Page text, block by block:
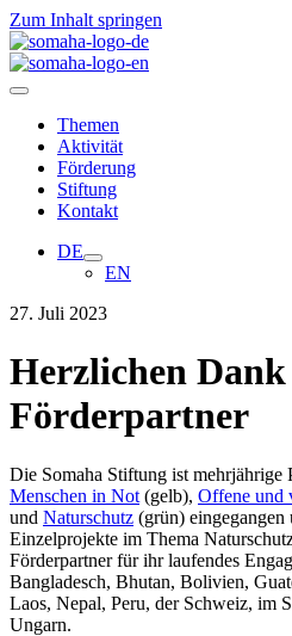
Zum Inhalt springen
Themen
Aktivität
Förderung
Stiftung
Kontakt
DE
EN
27. Juli 2023
Herzlichen Dank
Förderpartner
Die Somaha Stiftung ist mehrjährige
Menschen in Not (gelb), Offene und
und Naturschutz (grün) eingegangen
Einzelprojekte im Thema
Förderpartner für ihr laufendes
Bangladesch, Bhutan, Bolivien,
Laos, Nepal, Peru, der Schweiz, im
Ungarn.